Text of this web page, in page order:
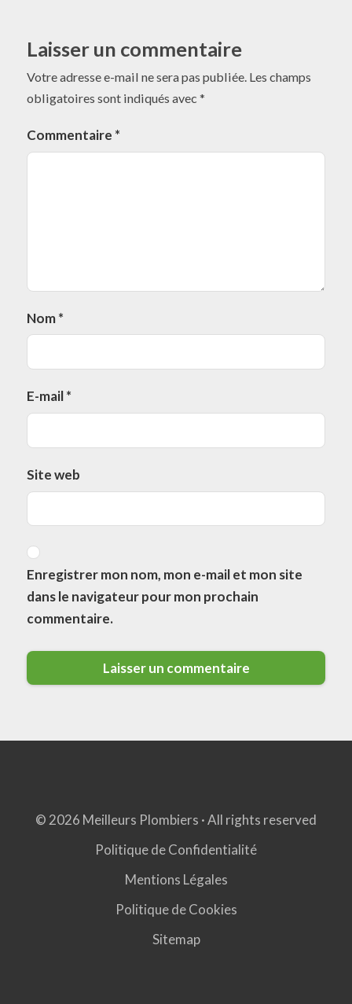
Laisser un commentaire
Votre adresse e-mail ne sera pas publiée. Les champs
obligatoires sont indiqués avec *
Commentaire *
Nom*
E-mail*
Site web
Enregistrer mon nom, mon e-mail et mon site
dans le navigateur pour mon prochain
commentaire.
© 2026 Meilleurs Plombiers · All rights reserved
Politique de Confidentialité
Mentions Légales
Politique de Cookies
Sitemap